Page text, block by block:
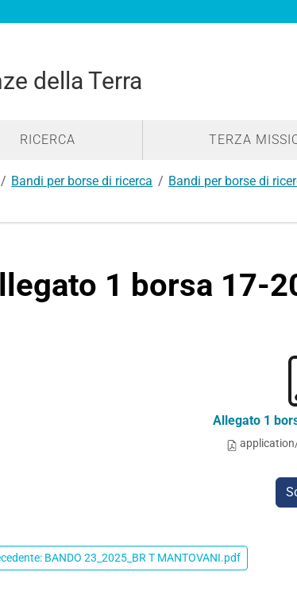
della Terra
RICERCA TERZA
Bandi per borse di ricerca Bandi per borse di
1 borsa 17-
Allegato 1
BANDO 23_2025_BR T MANTOVANI.pdf